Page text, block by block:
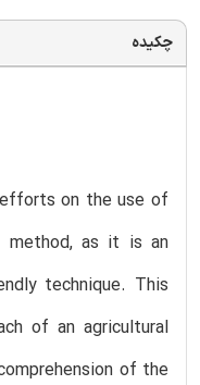
چکیده
on the use of
method, as it is an
technique. This
of an agricultural
of the